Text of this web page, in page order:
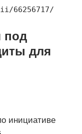
66256717/
под
для
инициативе